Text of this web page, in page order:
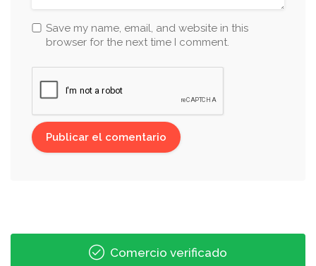
Save my name, email, and website in this
browser for the next time I comment.
Comercio verificado